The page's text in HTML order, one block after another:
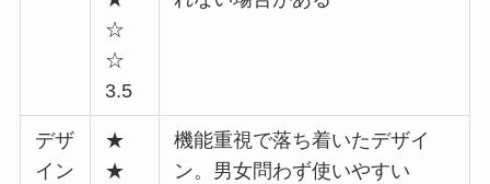
☆
☆
3.5
デザ
イン
★
★
機能重視で落ち着いたデザイ
ン。男女問わず使いやすい